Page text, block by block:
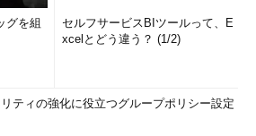
グを組
セルフサービスBIツールって、E
xcelとどう違う？ (1/2)
ティの強化に役立つグループポリシー設定